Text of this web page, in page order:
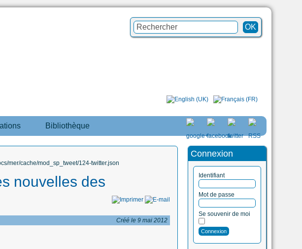
Bibliothèque
Connexion
Identifiant
Mot de passe
Se souvenir de moi
mer/cache/mod_sp_tweet/124-twitter.json
nouvelles des
Créé le 9 mai 2012